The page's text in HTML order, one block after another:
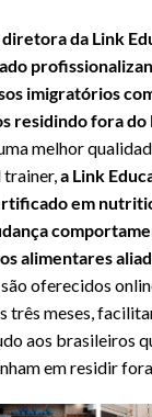
da Link
imigratórios
residindo fora do
melhor
trainer,a Link
em
alimentares
oferecidos
três meses,
aos brasileiros
em residir